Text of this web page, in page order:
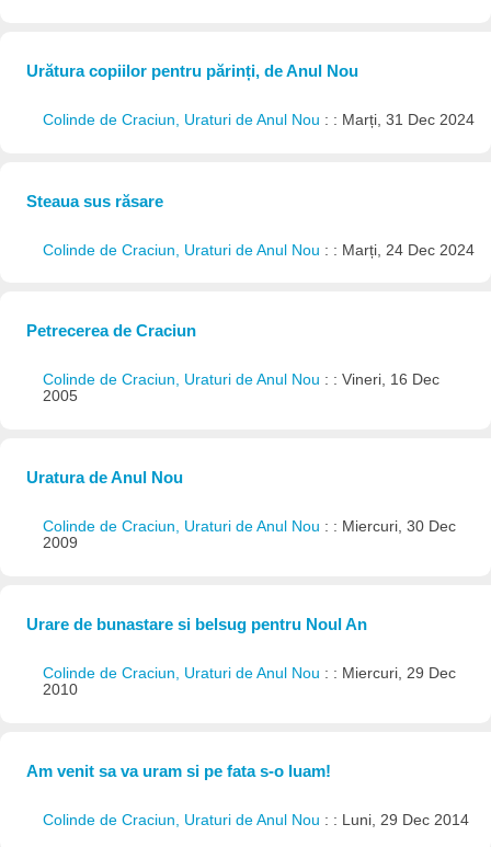
Urătura copiilor pentru părinți, de Anul Nou
Colinde de Craciun, Uraturi de Anul Nou : : Marți, 31 Dec 2024
Steaua sus răsare
Colinde de Craciun, Uraturi de Anul Nou : : Marți, 24 Dec 2024
Petrecerea de Craciun
Colinde de Craciun, Uraturi de Anul Nou : : Vineri, 16 Dec
2005
Uratura de Anul Nou
Colinde de Craciun, Uraturi de Anul Nou : : Miercuri, 30 Dec
2009
Urare de bunastare si belsug pentru Noul An
Colinde de Craciun, Uraturi de Anul Nou : : Miercuri, 29 Dec
2010
Am venit sa va uram si pe fata s-o luam!
Colinde de Craciun, Uraturi de Anul Nou : : Luni, 29 Dec 2014